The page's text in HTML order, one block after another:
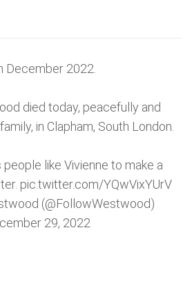
December 2022.
died today, peacefully and
in Clapham, South London.
like Vivienne to make a
pic.twitter.com/YQwVixYUrV
(@FollowWestwood)
29, 2022